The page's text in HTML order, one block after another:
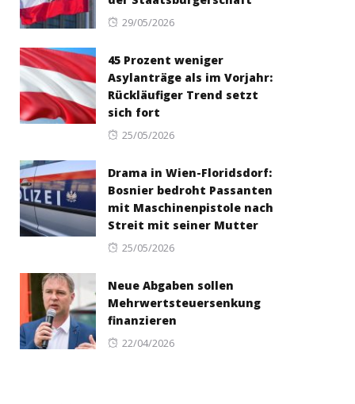
Posted
29/05/2026
45 Prozent weniger
Asylanträge als im Vorjahr:
Rückläufiger Trend setzt
sich fort
Posted
25/05/2026
Drama in Wien-Floridsdorf:
Bosnier bedroht Passanten
mit Maschinenpistole nach
Streit mit seiner Mutter
Posted
25/05/2026
Neue Abgaben sollen
Mehrwertsteuersenkung
finanzieren
Posted
22/04/2026